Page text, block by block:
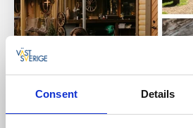
Consent Details
Bäverli Hills